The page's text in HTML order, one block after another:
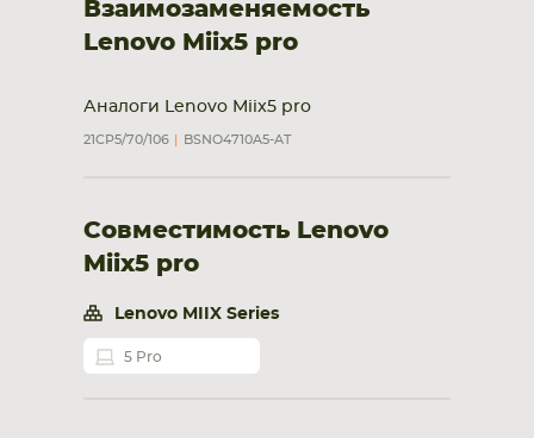
Взаимозаменяемость
Lenovo Miix5 pro
Аналоги Lenovo Miix5 pro
21CP5/70/106 BSNO4710A5-AT
Совместимость Lenovo
Miix5 pro
Lenovo MIIX Series
5 Pro